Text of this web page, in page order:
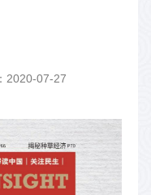
2020-07-27